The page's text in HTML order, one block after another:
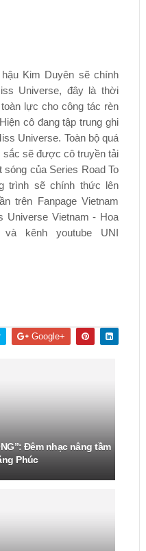
Kim Duyên sẽ chính
Universe, đây là thời
lực cho công tác rèn
cô đang tập trung ghi
Universe. Toàn bộ quá
sẽ được cô truyền tải
sóng của Series Road To
trình sẽ chính thức lên
trên Fanpage Vietnam
Universe Vietnam - Hoa
kênh youtube UNI
Google+
Đêm nhạc nâng tầm
Phúc